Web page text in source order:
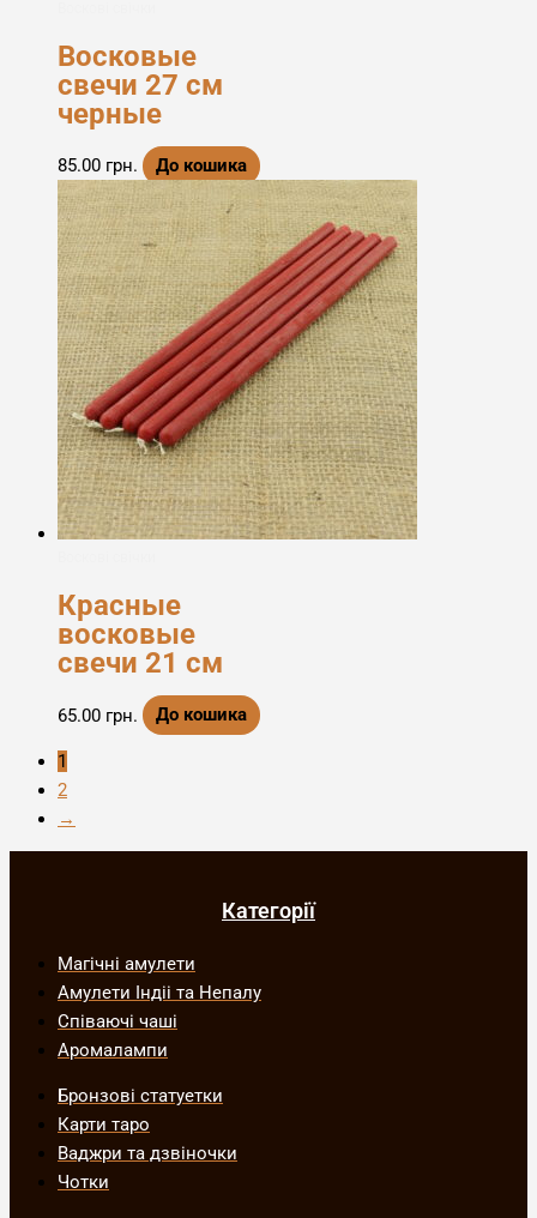
Восковые
свечи 27 см
черные
85.00 грн. До кошика
Красные
восковые
свечи 21 см
65.00 грн. До кошика
1
2
→
Категорії
Магічні амулети
Амулети Індіі та Непалу
Співаючі чаші
Аромалампи
Бронзові статуетки
Карти таро
Ваджри та дзвіночки
Чотки